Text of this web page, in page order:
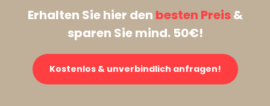
Erhalten Sie hier den besten Preis&
sparen Sie mind. 50€!
Kostenlos & unverbindlich anfragen!